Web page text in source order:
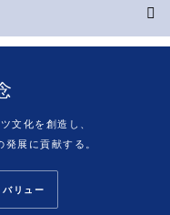
文化を創造し、
展に貢献する。
リュー